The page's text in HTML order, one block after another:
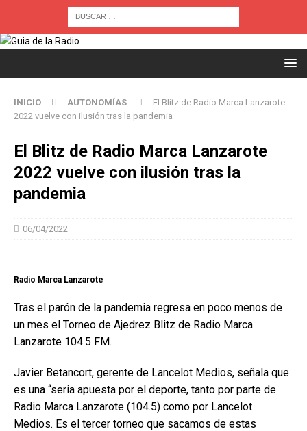
INICIO AUTONOMÍAS
El Blitz de Radio Marca Lanzarote
2022 vuelve con ilusión tras la pandemia
El Blitz de Radio Marca Lanzarote
2022 vuelve con ilusión tras la
pandemia
06/04/2022
Radio Marca Lanzarote
Tras el parón de la pandemia regresa en poco menos de
un mes el Torneo de Ajedrez Blitz de Radio Marca
Lanzarote 104.5 FM.
Javier Betancort, gerente de Lancelot Medios, señala que
es una “seria apuesta por el deporte, tanto por parte de
Radio Marca Lanzarote (104.5) como por Lancelot
Medios. Es el tercer torneo que sacamos de estas